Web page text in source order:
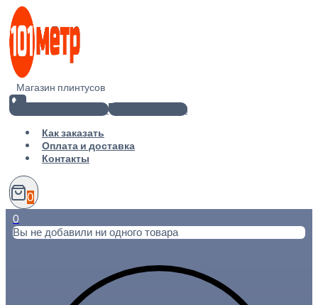
Перейти
содержимому
Магазин плинтусов
+7(812) 920-02-38
info@101metr.ru
Как заказать
Оплата и доставка
Контакты
0
0
Вы не добавили ни одного товара